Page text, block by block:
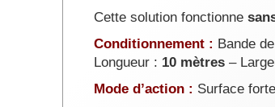
Cette solution fonctionne
Conditionnement : Bande
Longueur : 10 mètres –
Mode d’action : Surface